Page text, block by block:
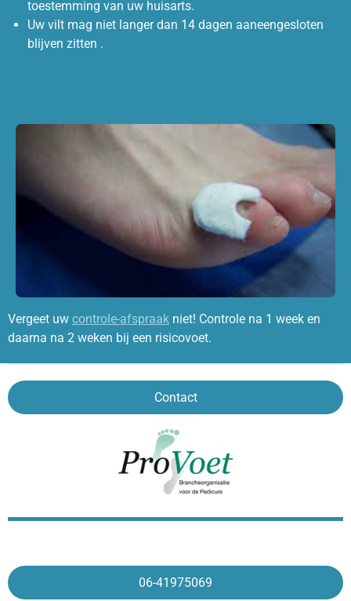
toestemming van uw huisarts.
Uw vilt mag niet langer dan 14 dagen aaneengesloten
blijven zitten .
Vergeet uw controle-afspraak niet! Controle na 1 week en
daarna na 2 weken bij een risicovoet.
Contact
06-41975069